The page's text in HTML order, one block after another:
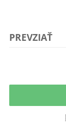
PREVZIAŤ